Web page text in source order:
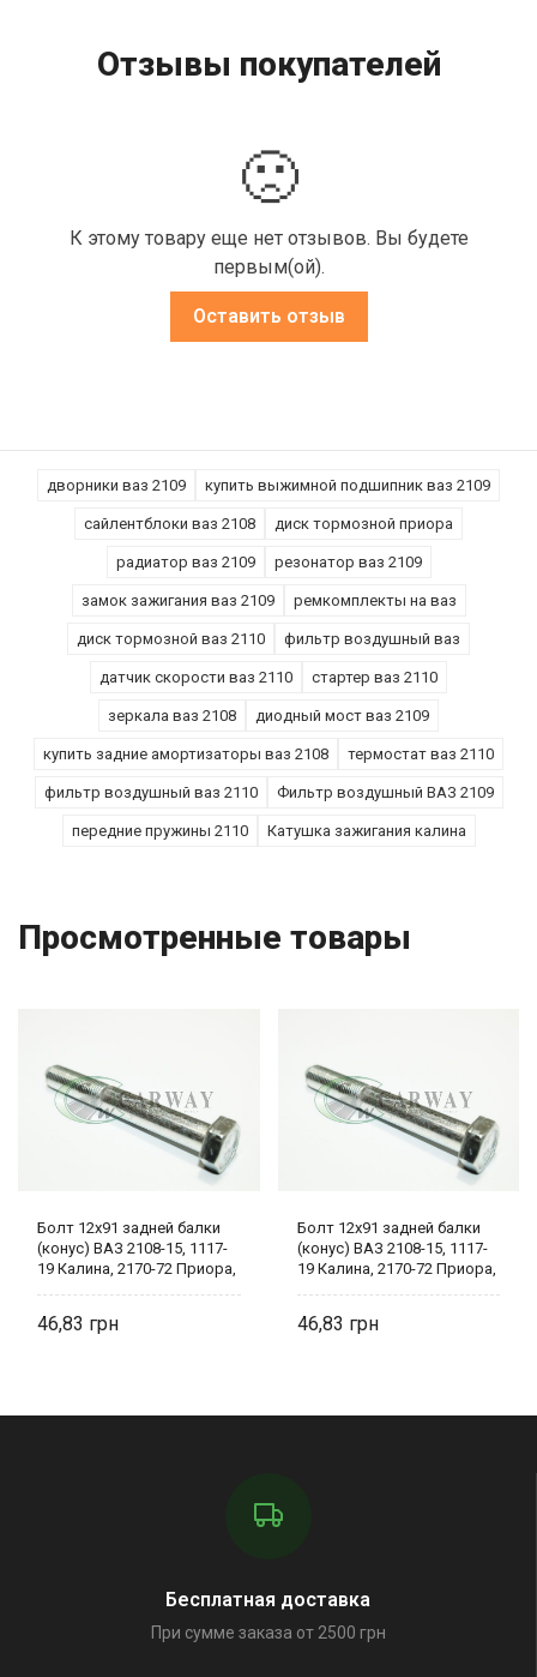
Отзывы покупателей
🙁
К этому товару еще нет отзывов. Вы будете
первым(ой).
Оставить отзыв
дворники ваз 2109 купить выжимной подшипник ваз 2109
сайлентблоки ваз 2108 диск тормозной приора
радиатор ваз 2109 резонатор ваз 2109
замок зажигания ваз 2109 ремкомплекты на ваз
диск тормозной ваз 2110 фильтр воздушный ваз
датчик скорости ваз 2110 стартер ваз 2110
зеркала ваз 2108 диодный мост ваз 2109
купить задние амортизаторы ваз 2108 термостат ваз 2110
фильтр воздушный ваз 2110 Фильтр воздушный ВАЗ 2109
передние пружины 2110 Катушка зажигания калина
Просмотренные товары
Болт 12х91 задней балки
(конус) ВАЗ 2108-15, 1117-
19 Калина, 2170-72 Приора,
46,83
Болт 12х91 задней балки
(конус) ВАЗ 2108-15, 1117-
19 Калина, 2170-72 Приора,
46,83
Бесплатная доставка
При сумме заказа от 2500 грн